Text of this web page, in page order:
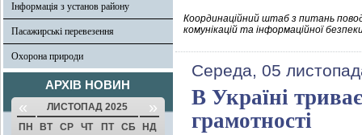
Інформація з установ району
Пасажирські перевезення
Охорона природи
АРХІВ НОВИН
« ЛИСТОПАД 2025 »
ПН ВТ СР ЧТ ПТ СБ
НД
Координаційний штаб з питань
комунікацій та інформаційної
Середа, 05
В Україні
грамотності